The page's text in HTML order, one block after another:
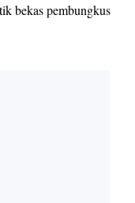
bekas pembungkus